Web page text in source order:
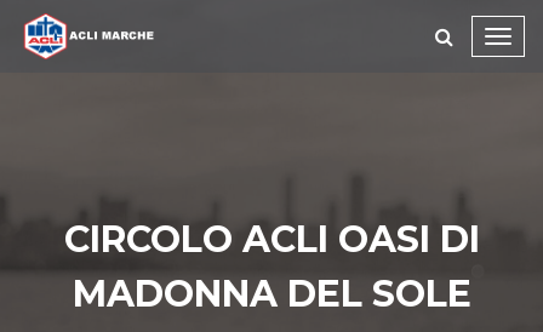
CIRCOLO ACLI OASI DI
MADONNA DEL SOLE